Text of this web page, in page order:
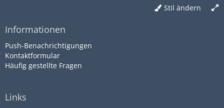
Stil ändern
Informationen
Push-Benachrichtigungen
Kontaktformular
Häufig gestellte Fragen
Links